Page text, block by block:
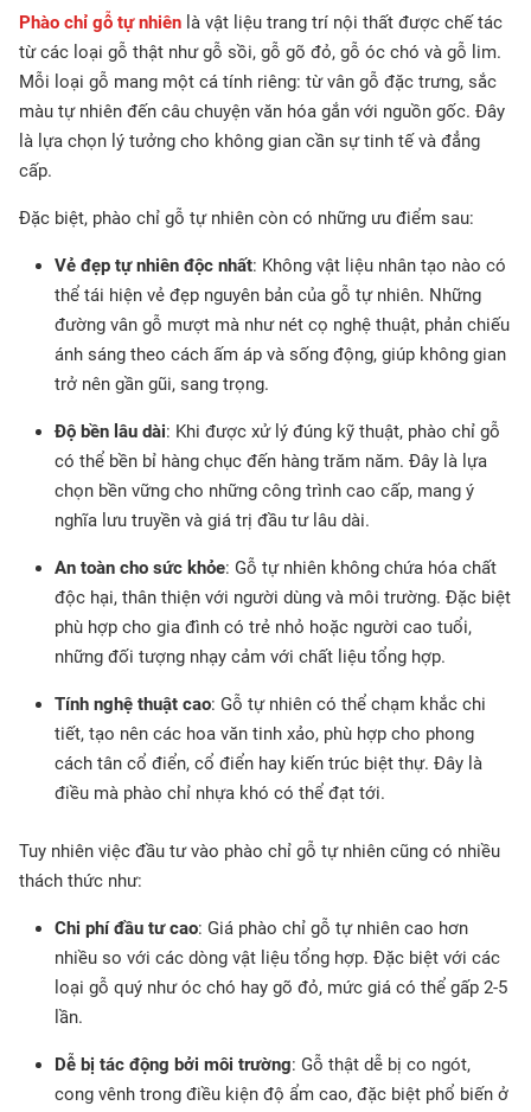
Phào chỉ gỗ tự nhiên là vật liệu trang trí nội thất được chế tác
từ các loại gỗ thật như gỗ sồi, gỗ gõ đỏ, gỗ óc chó và gỗ lim.
Mỗi loại gỗ mang một cá tính riêng: từ vân gỗ đặc trưng, sắc
màu tự nhiên đến câu chuyện văn hóa gắn với nguồn gốc. Đây
là lựa chọn lý tưởng cho không gian cần sự tinh tế và đẳng
cấp.
Đặc biệt, phào chỉ gỗ tự nhiên còn có những ưu điểm sau:
Vẻ đẹp tự nhiên độc nhất: Không vật liệu nhân tạo nào có
thể tái hiện vẻ đẹp nguyên bản của gỗ tự nhiên. Những
đường vân gỗ mượt mà như nét cọ nghệ thuật, phản chiếu
ánh sáng theo cách ấm áp và sống động, giúp không gian
trở nên gần gũi, sang trọng.
Độ bền lâu dài: Khi được xử lý đúng kỹ thuật, phào chỉ gỗ
có thể bền bỉ hàng chục đến hàng trăm năm. Đây là lựa
chọn bền vững cho những công trình cao cấp, mang ý
nghĩa lưu truyền và giá trị đầu tư lâu dài.
An toàn cho sức khỏe: Gỗ tự nhiên không chứa hóa chất
độc hại, thân thiện với người dùng và môi trường. Đặc biệt
phù hợp cho gia đình có trẻ nhỏ hoặc người cao tuổi,
những đối tượng nhạy cảm với chất liệu tổng hợp.
Tính nghệ thuật cao: Gỗ tự nhiên có thể chạm khắc chi
tiết, tạo nên các hoa văn tinh xảo, phù hợp cho phong
cách tân cổ điển, cổ điển hay kiến trúc biệt thự. Đây là
điều mà phào chỉ nhựa khó có thể đạt tới.
Tuy nhiên việc đầu tư vào phào chỉ gỗ tự nhiên cũng có nhiều
thách thức như:
Chi phí đầu tư cao: Giá phào chỉ gỗ tự nhiên cao hơn
nhiều so với các dòng vật liệu tổng hợp. Đặc biệt với các
loại gỗ quý như óc chó hay gõ đỏ, mức giá có thể gấp 2-5
lần.
Dễ bị tác động bởi môi trường: Gỗ thật dễ bị co ngót,
cong vênh trong điều kiện độ ẩm cao, đặc biệt phổ biến ở